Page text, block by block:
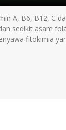
A, B6, B12, C
sedikit asam
fitokimia